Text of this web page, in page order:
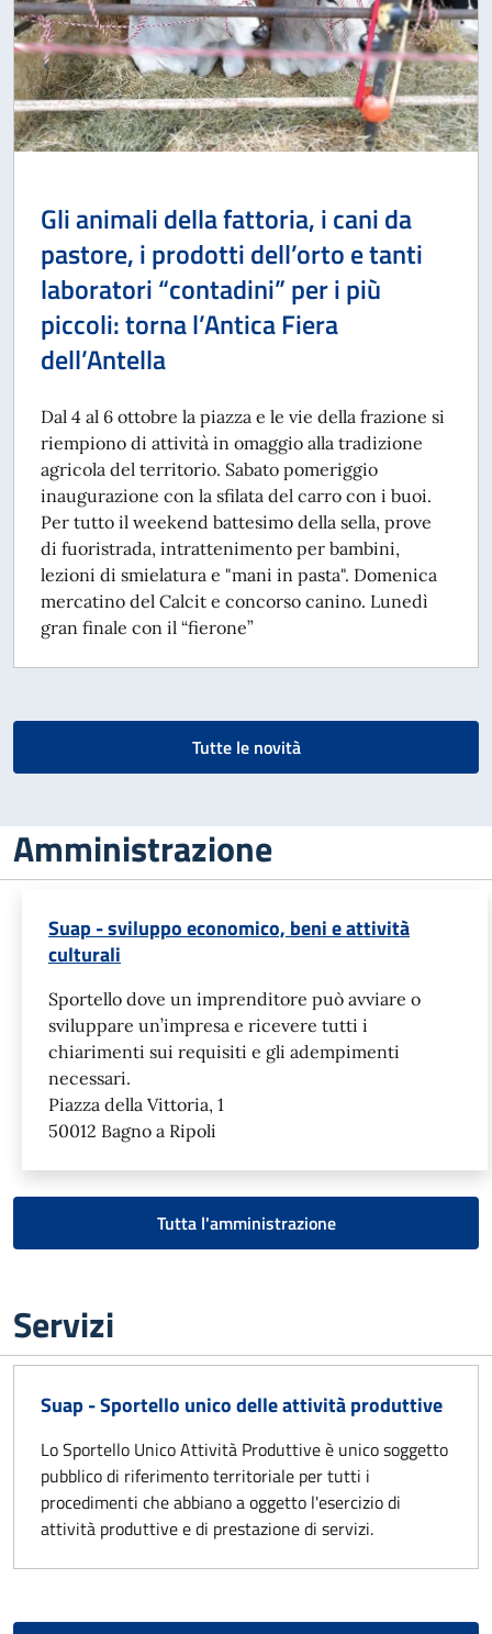
Gli animali della fattoria, i cani da
pastore, i prodotti dell’orto e tanti
laboratori “contadini” per i più
piccoli: torna l’Antica Fiera
dell’Antella
Dal 4 al 6 ottobre la piazza e le vie della frazione si
riempiono di attività in omaggio alla tradizione
agricola del territorio. Sabato pomeriggio
inaugurazione con la sfilata del carro con i buoi.
Per tutto il weekend battesimo della sella, prove
di fuoristrada, intrattenimento per bambini,
lezioni di smielatura e "mani in pasta". Domenica
mercatino del Calcit e concorso canino. Lunedì
gran finale con il “fierone”
Tutte le novità
Amministrazione
Suap - sviluppo economico, beni e attività
culturali
Sportello dove un imprenditore può avviare o
sviluppare un’impresa e ricevere tutti i
chiarimenti sui requisiti e gli adempimenti
necessari.
Piazza della Vittoria, 1
50012 Bagno a Ripoli
Tutta l'amministrazione
Servizi
Suap - Sportello unico delle attività produttive
Lo Sportello Unico Attività Produttive è unico soggetto
pubblico di riferimento territoriale per tutti i
procedimenti che abbiano a oggetto l'esercizio di
attività produttive e di prestazione di servizi.